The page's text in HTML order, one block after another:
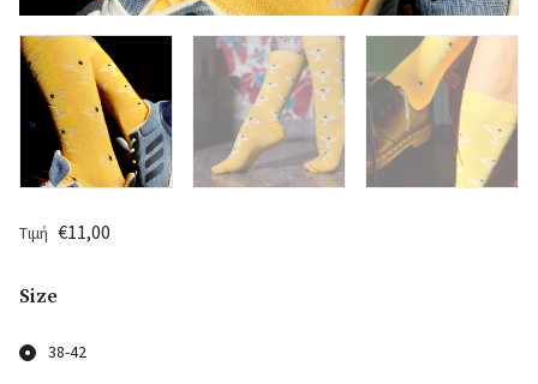
Τιμή €11,00
Size
38-42